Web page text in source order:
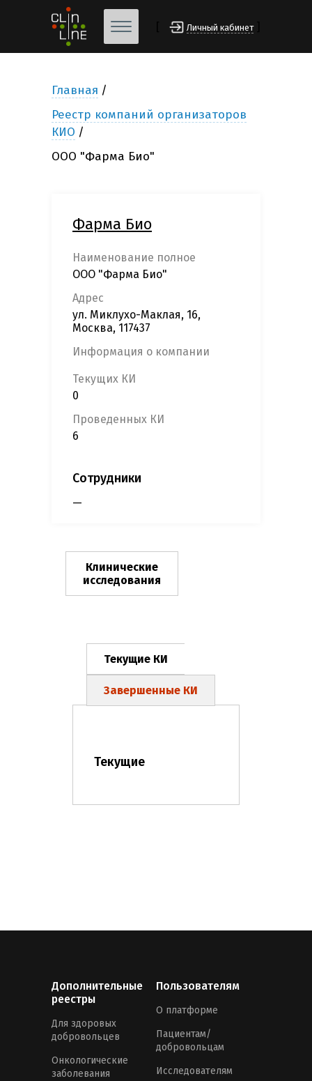
Личный кабинет
Главная
Реестр компаний организаторов
КИО
ООО "Фарма Био"
Фарма Био
Наименование полное
ООО "Фарма Био"
Адрес
ул. Миклухо-Маклая, 16,
Москва, 117437
Информация о компании
Текущих КИ
0
Проведенных КИ
6
Сотрудники
—
Клинические
исследования
Текущие КИ
Завершенные КИ
Текущие
Дополнительные
реестры
Для здоровых
добровольцев
Онкологические
заболевания
Пользователям
О платформе
Пациентам/
добровольцам
Исследователям